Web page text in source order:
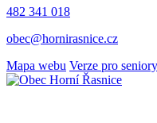
482 341 018
obec@hornirasnice.cz
Mapa webu Verze pro seniory